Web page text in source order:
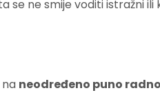
se ne smije voditi istražni ili
na neodređeno puno